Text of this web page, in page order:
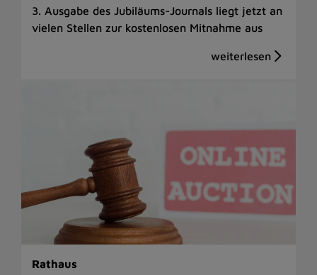
3. Ausgabe des Jubiläums-Journals liegt jetzt an
vielen Stellen zur kostenlosen Mitnahme aus
Rathaus